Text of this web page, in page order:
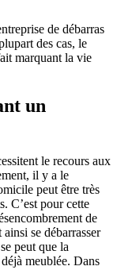
de débarras
des cas, le
marquant la vie
un
le recours aux
il y a le
peut être très
C’est pour cette
de
se débarrasser
peut que la
meublée. Dans